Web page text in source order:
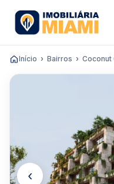
Início Bairros Coconut
‹